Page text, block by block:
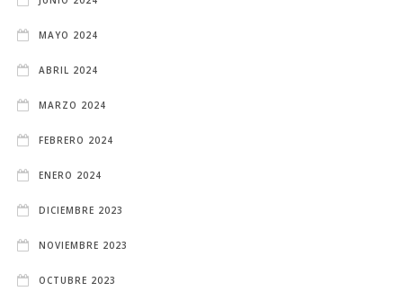
MAYO 2024
ABRIL 2024
MARZO 2024
FEBRERO 2024
ENERO 2024
DICIEMBRE 2023
NOVIEMBRE 2023
OCTUBRE 2023